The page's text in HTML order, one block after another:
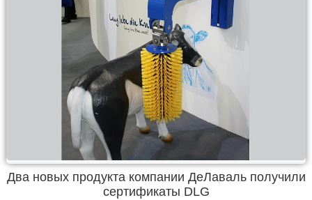
Два новых продукта компании ДеЛаваль получили
сертификаты DLG